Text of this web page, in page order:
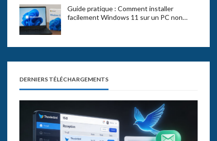
Guide pratique : Comment installer
facilement Windows 11 sur un PC non…
DERNIERS TÉLÉCHARGEMENTS